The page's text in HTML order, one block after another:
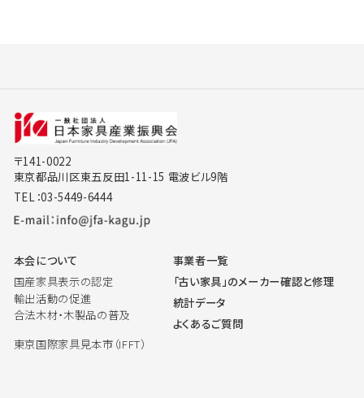
〒141-0022
東京都品川区東五反田1-11-15 電波ビル9階
TEL：03-5449-6444
本会について
国産家具表示の認定
輸出活動の促進
合法木材・木製品の普及
東京国際家具見本市（IFFT）
事業者一覧
「古い家具」のメーカー確認と修理
統計データ
よくあるご質問